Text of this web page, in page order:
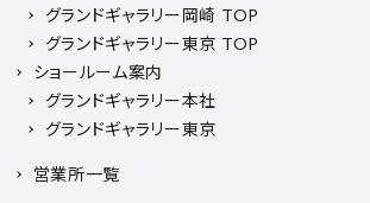
グランドギャラリー岡崎 TOP
グランドギャラリー東京 TOP
ショールーム案内
グランドギャラリー本社
グランドギャラリー東京
営業所一覧